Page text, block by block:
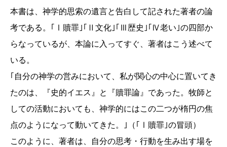
本書は、神学的思索の遺言と告白して記された著者の論
考である。｢Ⅰ贖罪｣｢Ⅱ文化｣｢Ⅲ歴史｣｢Ⅳ老い｣の四部か
らなっているが、本論に入ってすぐ、著者はこう述べて
いる。
｢自分の神学の営みにおいて、私が関心の中心に置いてき
たのは、『史的イエス』と『贖罪論』であった。牧師と
しての活動においても、神学的にはこの二つが楕円の焦
点のようになって動いてきた。｣（｢Ⅰ贖罪｣の冒頭）
このように、著者は、自分の思考・行動を生み出す場を